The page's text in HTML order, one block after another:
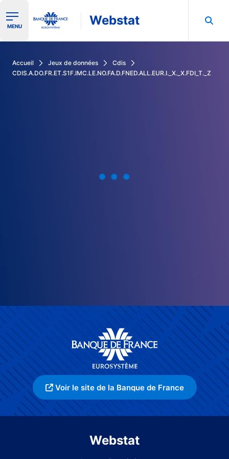
Ouvrir le menu de navigation
MENU Webstat
Accueil Jeux de données
Cdis
CDIS.A.DO.FR.ET.S1F.IMC.LE.NO.FA.D.FNED.ALL.EUR.I._X._X.FDI_T._Z
Voir le site de la Banque de France
Webstat